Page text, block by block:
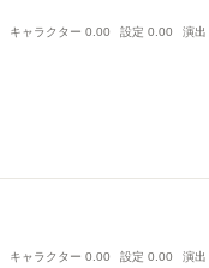
キャラクター 0.00 設定 0.00 演出
キャラクター 0.00 設定 0.00 演出